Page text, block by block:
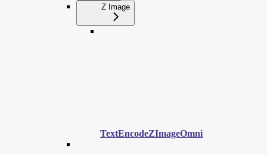
Z Image
TextEncodeZImageOmni